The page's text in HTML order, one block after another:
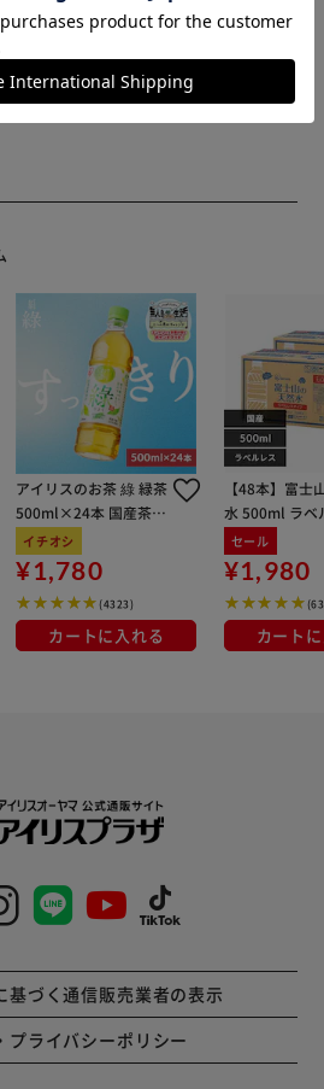
【ご注意】 ●洗濯はできません。 ●
れがあります。 ●直射日光に長時
るおそれがあります。
づく表記)：アストロショップ アイ
アイリスのお茶 綠 緑茶
500ml×24本 国産茶葉
100％使用
イチオシ
¥1,780
(4323)
カートに入れる
【48本】富士
水 500ml ラベ
セール
¥1,980
カート
基づく通信販売業者の表示
プライバシーポリシー